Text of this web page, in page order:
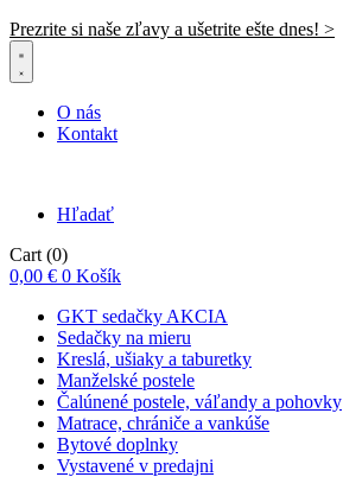
Prezrite si naše zľavy a ušetrite ešte dnes! >​
O nás
Kontakt
Hľadať
Cart (0)
0,00 € 0 Košík
GKT sedačky AKCIA
Sedačky na mieru
Kreslá, ušiaky a taburetky
Manželské postele
Čalúnené postele, váľandy a pohovky
Matrace, chrániče a vankúše
Bytové doplnky
Vystavené v predajni